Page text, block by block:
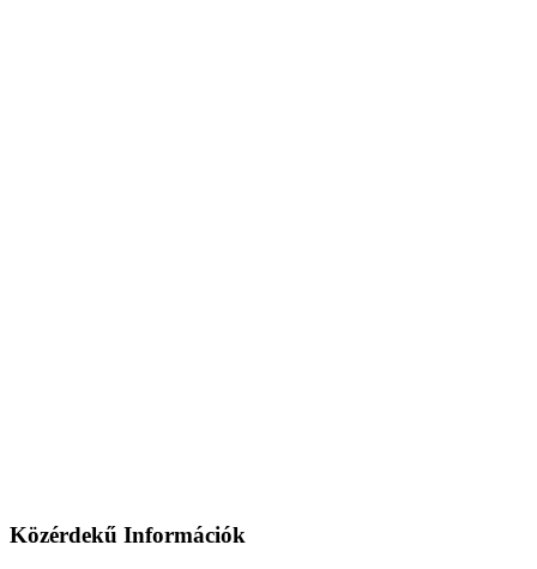
Közérdekű Információk